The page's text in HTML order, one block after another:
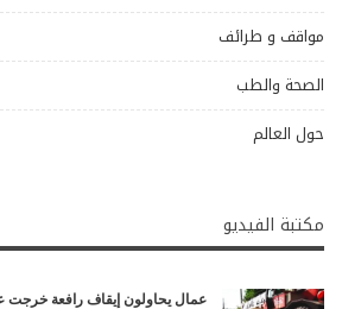
مواقف و طرائف
الصحة والطب
حول العالم
مكتبة الفيديو
عمال يحاولون إيقاف رافعة خرجت